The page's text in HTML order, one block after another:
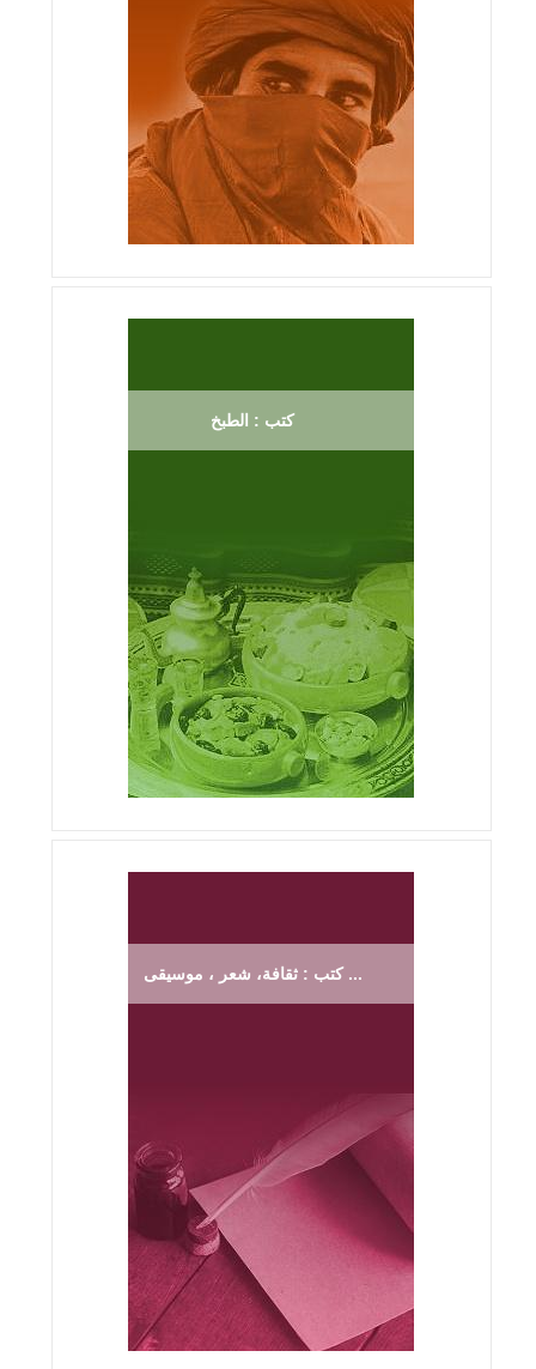
كتب : الطبخ
كتب : ثقافة، شعر ، موسيقى ...